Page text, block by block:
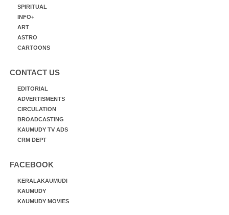
SPIRITUAL
INFO+
ART
ASTRO
CARTOONS
CONTACT US
EDITORIAL
ADVERTISMENTS
CIRCULATION
BROADCASTING
KAUMUDY TV ADS
CRM DEPT
FACEBOOK
KERALAKAUMUDI
KAUMUDY
KAUMUDY MOVIES